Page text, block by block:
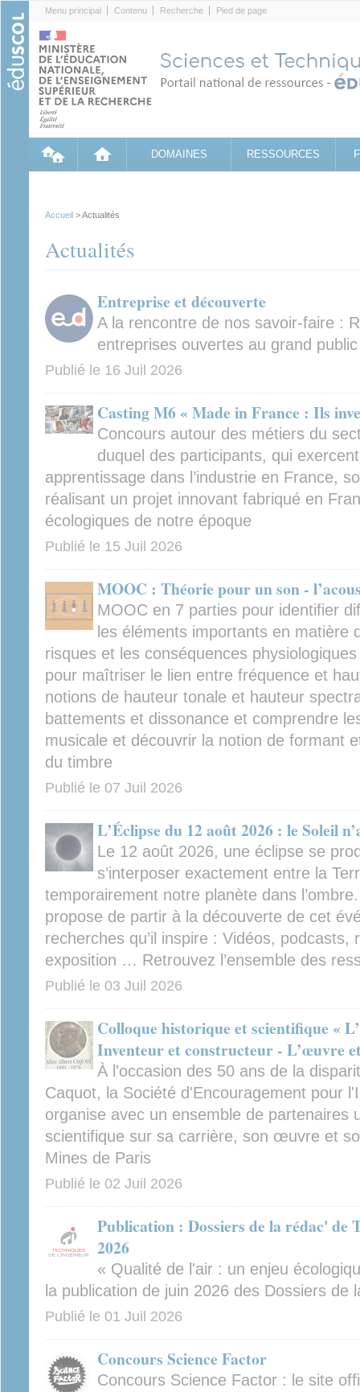
Menu principal Contenu Recherche Pied de page
DOMAINES RESSOURCES
Accueil > Actualités
Actualités
Entreprise et découverte
A la rencontre de nos savoir-faire :
entreprises ouvertes au grand
Publié le 16 Juil 2026
Casting M6 « Made in France : Ils
Concours autour des métiers du
duquel des participants, qui
apprentissage dans l’industrie en France,
réalisant un projet innovant fabriqué en
écologiques de notre époque
Publié le 15 Juil 2026
MOOC : Théorie pour un son -
MOOC en 7 parties pour identifier
les éléments importants en matière
risques et les conséquences
pour maîtriser le lien entre fréquence et
notions de hauteur tonale et hauteur
battements et dissonance et comprendre
musicale et découvrir la notion de formant
du timbre
Publié le 07 Juil 2026
L’Éclipse du 12 août 2026 : le Soleil
Le 12 août 2026, une éclipse se
s’interposer exactement entre la
temporairement notre planète dans
propose de partir à la découverte de cet
recherches qu’il inspire : Vidéos, podcasts,
exposition … Retrouvez l’ensemble des
Publié le 03 Juil 2026
Colloque historique et scientifique «
Inventeur et constructeur - L’œuvre
À l'occasion des 50 ans de la
Caquot, la Société d'Encouragement pour
organise avec un ensemble de partenaires
scientifique sur sa carrière, son œuvre et
Mines de Paris
Publié le 02 Juil 2026
Publication : Dossiers de la rédac' de
2026
« Qualité de l'air : un enjeu
la publication de juin 2026 des Dossiers de
Publié le 01 Juil 2026
Concours Science Factor
Concours Science Factor : le site